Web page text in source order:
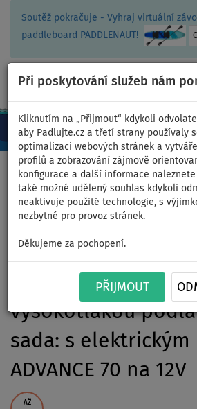
Soutěž pokračuje - Vyhraj virtuální
paddleboard PADDLENAUT!
Při poskytování služeb nám
Kliknutím na „Přijmout“ kdykoli
aby Padlujte.cz a třetí strany používaly
optimalizaci webových stránek a
profilů a zobrazování zájmově
konfigurace a další informace naleznete
také možné udělený souhlas kdykoli
neaktivuje použité technologie, s
nezbytné pro provoz stránek.
Děkujeme za pochopení.
PŘIJMOUT
CZ/Kč +420
Domů >Čluny a motory
Člun GLADIATOR
B330AD black
nafukovací člun s
vysokotlakou
sada: s
ADVANCE 70 na 12V
AŽ